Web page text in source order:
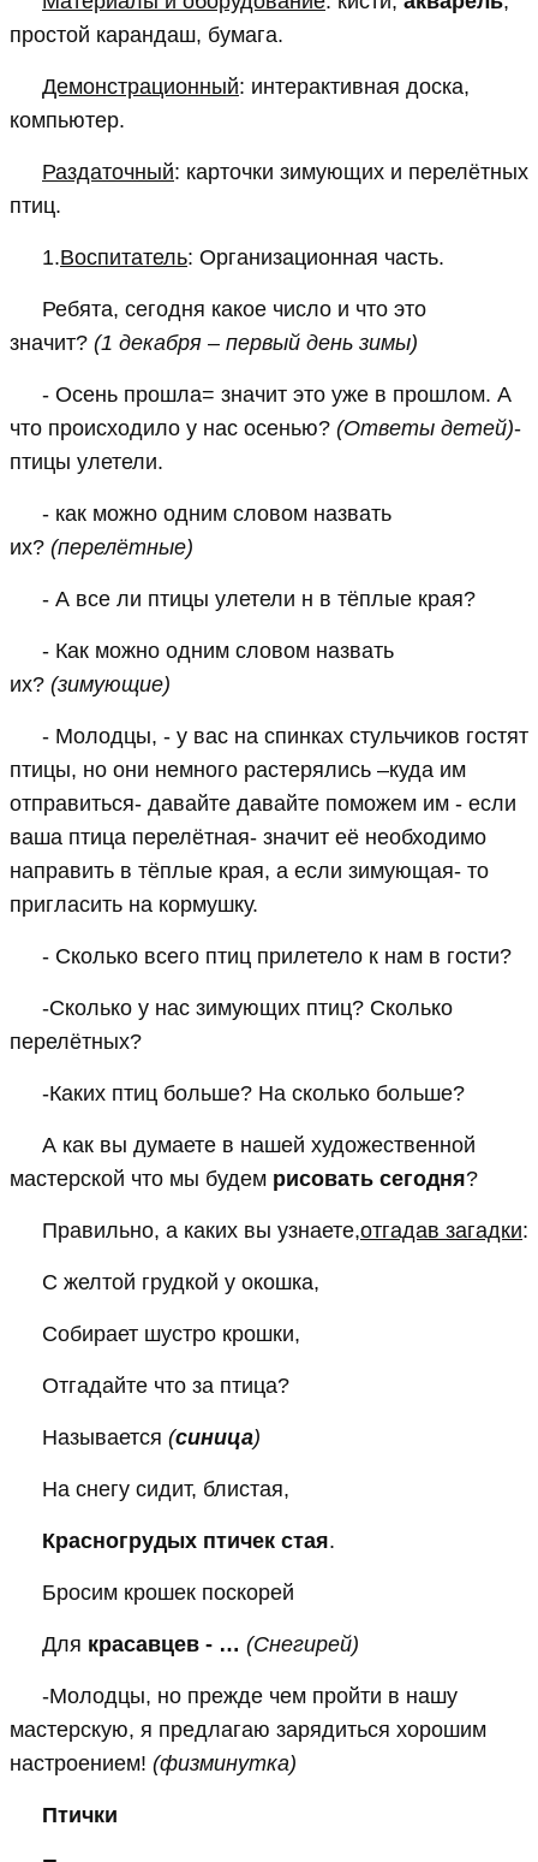
простой карандаш, бумага.
Демонстрационный: интерактивная доска,
компьютер.
Раздаточный: карточки зимующих и перелётных
птиц.
1.Воспитатель: Организационная часть.
Ребята, сегодня какое число и что это
значит? (1 декабря – первый день зимы)
- Осень прошла= значит это уже в прошлом. А
что происходило у нас осенью? (Ответы детей)-
птицы улетели.
- как можно одним словом назвать
их? (перелётные)
- А все ли птицы улетели н в тёплые края?
- Как можно одним словом назвать
их? (зимующие)
- Молодцы, - у вас на спинках стульчиков гостят
птицы, но они немного растерялись –куда им
отправиться- давайте давайте поможем им - если
ваша птица перелётная- значит её необходимо
направить в тёплые края, а если зимующая- то
пригласить на кормушку.
- Сколько всего птиц прилетело к нам в гости?
-Сколько у нас зимующих птиц? Сколько
перелётных?
-Каких птиц больше? На сколько больше?
А как вы думаете в нашей художественной
мастерской что мы будем рисовать сегодня?
Правильно, а каких вы узнаете,отгадав загадки:
С желтой грудкой у окошка,
Собирает шустро крошки,
Отгадайте что за птица?
Называется (синица)
На снегу сидит, блистая,
Красногрудых птичек стая.
Бросим крошек поскорей
Для красавцев - … (Снегирей)
-Молодцы, но прежде чем пройти в нашу
мастерскую, я предлагаю зарядиться хорошим
настроением! (физминутка)
Птички